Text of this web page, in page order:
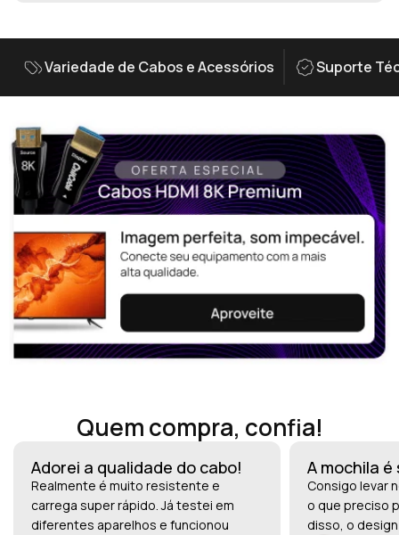
Variedade de Cabos e Acessórios Suporte
Quem compra, confia!
Adorei a qualidade do cabo!
Realmente é muito resistente e
carrega super rápido. Já testei em
diferentes aparelhos e funcionou
A mochila
Consigo levar
o que preciso
disso, o